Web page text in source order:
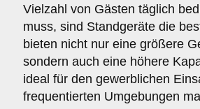
Vielzahl von Gästen täglich
muss, sind Standgeräte die
bieten nicht nur eine größere
sondern auch eine höhere
ideal für den gewerblichen
frequentierten Umgebungen